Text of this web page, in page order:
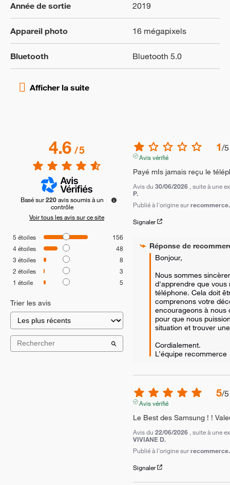
Année de sortie 2019
Appareil photo 16 mégapixels
Bluetooth Bluetooth 5.0
4.6/5
Basé sur220avis soumis à un
contrôle
Voir tous les avis sur ce site
5 étoiles
156
4étoiles
48
3 étoiles
8
2 étoiles
3
1 étoile 5
Trier les avis
1/5
Avis vérifié
Payé mIs jamais reçu le
Avis du 30/06/2026 , suite à une
P.
Publié à l'origine sur
Signaler
Réponse de
Bonjour,
Nous sommes
d'apprendre que
téléphone. Cela doit
comprenons votre
encourageons à nous
pour que nous
situation et trouver
Cordialement.
L’équipe recommerce
5/5
Avis vérifié
Le Best des Samsung ! !
Avis du 22/06/2026 , suite à une
VIVIANE D.
Publié à l'origine sur
Signaler